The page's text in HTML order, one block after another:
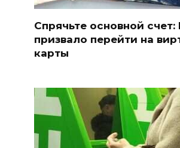
Спрячьте основной
призвало перейти на
карты